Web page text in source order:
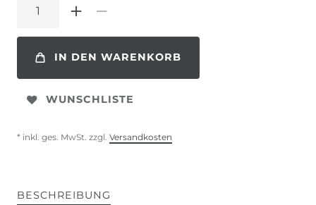
IN DEN WARENKORB
WUNSCHLISTE
* inkl. ges. MwSt. zzgl. Versandkosten
BESCHREIBUNG